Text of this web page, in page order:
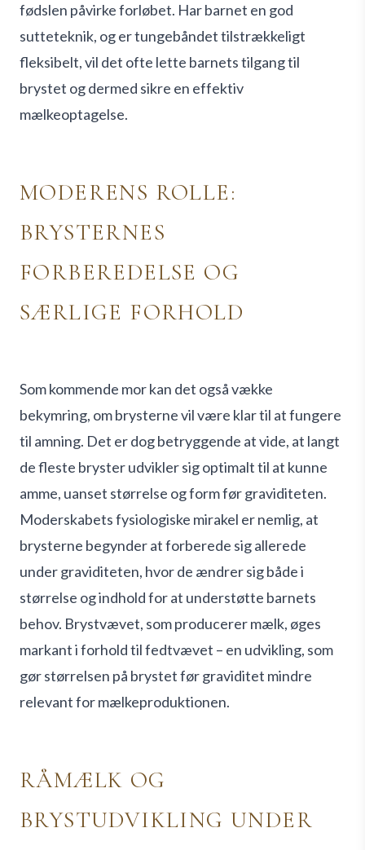
fødslen påvirke forløbet. Har barnet en god
sutteteknik, og er tungebåndet tilstrækkeligt
fleksibelt, vil det ofte lette barnets tilgang til
brystet og dermed sikre en effektiv
mælkeoptagelse.
MODERENS ROLLE:
BRYSTERNES
FORBEREDELSE OG
SÆRLIGE FORHOLD
Som kommende mor kan det også vække
bekymring, om brysterne vil være klar til at fungere
til amning. Det er dog betryggende at vide, at langt
de fleste bryster udvikler sig optimalt til at kunne
amme, uanset størrelse og form før graviditeten.
Moderskabets fysiologiske mirakel er nemlig, at
brysterne begynder at forberede sig allerede
under graviditeten, hvor de ændrer sig både i
størrelse og indhold for at understøtte barnets
behov. Brystvævet, som producerer mælk, øges
markant i forhold til fedtvævet – en udvikling, som
gør størrelsen på brystet før graviditet mindre
relevant for mælkeproduktionen.
RÅMÆLK OG
BRYSTUDVIKLING UNDER